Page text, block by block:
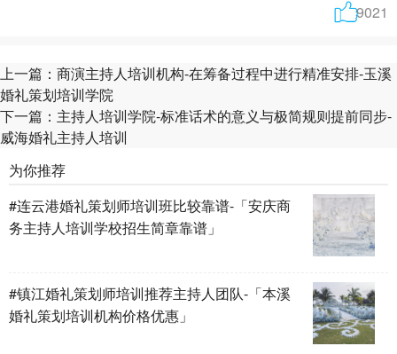
9021
上一篇： 商演主持人培训机构-在筹备过程中进行精准安排-玉溪
婚礼策划培训学院
下一篇： 主持人培训学院-标准话术的意义与​极简规则提前同步-
威海婚礼主持人培训
为你推荐
#连云港婚礼策划师培训班比较靠谱-「安庆商
务主持人培训学校招生简章靠谱」
#镇江婚礼策划师培训推荐主持人团队-「本溪
婚礼策划培训机构价格优惠」